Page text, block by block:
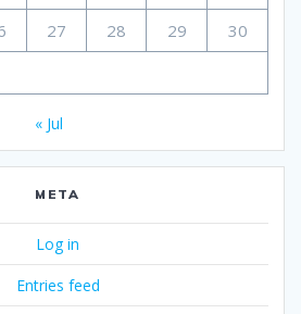
27 28 29
30
« Jul
META
Log in
Entries feed